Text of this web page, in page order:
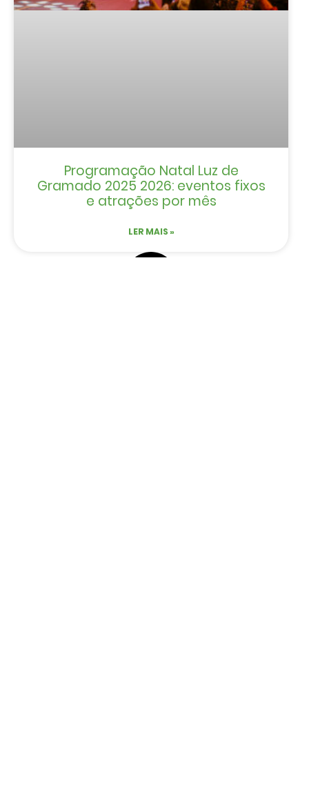
Programação Natal Luz de
Gramado 2025 2026: eventos fixos
e atrações por mês
LER MAIS »